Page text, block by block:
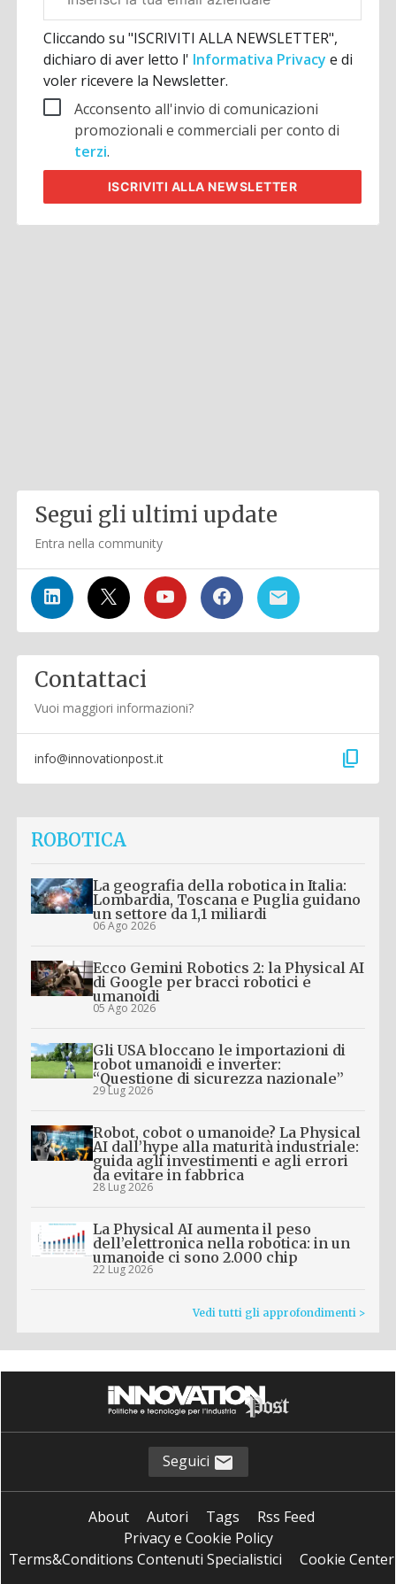
aziendale
Cliccando su "ISCRIVITI ALLA NEWSLETTER",
dichiaro di aver letto l' Informativa Privacye di
voler ricevere la Newsletter.
Acconsento all'invio di comunicazioni
promozionali e commerciali per conto di
terzi.
ISCRIVITI ALLA NEWSLETTER
Segui gli ultimi update
Entra nella community
Contattaci
Vuoi maggiori informazioni?
info@innovationpost.it content_copy
ROBOTICA
La geografia della robotica in Italia:
Lombardia, Toscana e Puglia guidano
un settore da 1,1 miliardi
06 Ago 2026
Ecco Gemini Robotics 2: la Physical AI
di Google per bracci robotici e
umanoidi
05 Ago 2026
Gli USA bloccano le importazioni di
robot umanoidi e inverter:
“Questione di sicurezza nazionale”
29 Lug 2026
Robot, cobot o umanoide? La Physical
AI dall’hype alla maturità industriale:
guida agli investimenti e agli errori
da evitare in fabbrica
28 Lug 2026
La Physical AI aumenta il peso
dell’elettronica nella robotica: in un
umanoide ci sono 2.000 chip
22 Lug 2026
Vedi tutti gli approfondimenti >
Seguici
About Autori Tags
Rss Feed
Privacy e Cookie Policy
Terms&Conditions Contenuti Specialistici
Cookie Center